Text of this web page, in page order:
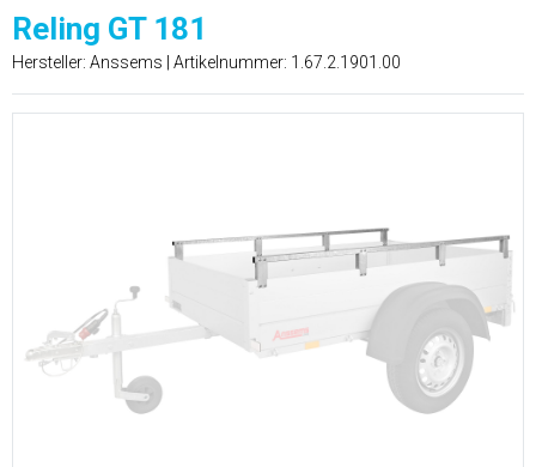
Reling GT 181
Hersteller: Anssems | Artikelnummer: 1.67.2.1901.00